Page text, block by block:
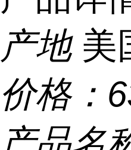
产地 美
价格：